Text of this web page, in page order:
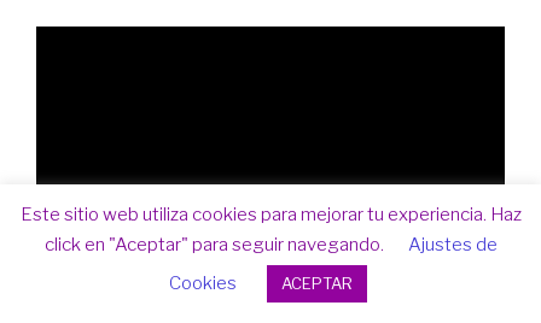
Este sitio web utiliza cookies para mejorar tu experiencia. Haz
click en "Aceptar" para seguir navegando.
Ajustes de
Cookies
ACEPTAR